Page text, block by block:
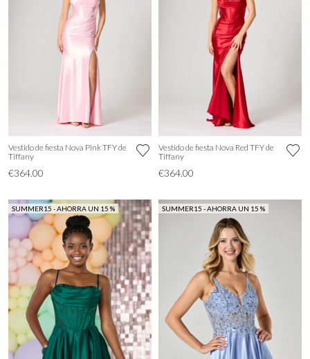
Vestido de fiesta Nova Pink TFY de
Tiffany
€364.00
Vestido de fiesta Nova Red TFY de
Tiffany
€364.00
SUMMER15 - AHORRA UN 15 % SUMMER15 - AHORRA UN 15 %